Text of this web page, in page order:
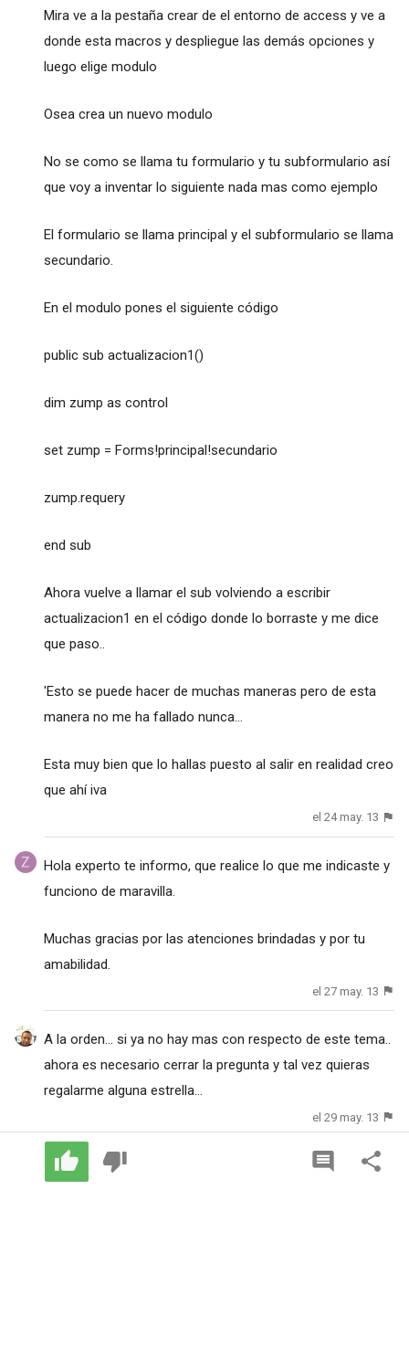
Mira ve a la pestaña crear de el entorno de access y ve a
donde esta macros y despliegue las demás opciones y
luego elige modulo
Osea crea un nuevo modulo
No se como se llama tu formulario y tu subformulario así
que voy a inventar lo siguiente nada mas como ejemplo
El formulario se llama principal y el subformulario se llama
secundario.
En el modulo pones el siguiente código
public sub actualizacion1()
dim zump as control
set zump = Forms!principal!secundario
zump.requery
end sub
Ahora vuelve a llamar el sub volviendo a escribir
actualizacion1 en el código donde lo borraste y me dice
que paso..
'Esto se puede hacer de muchas maneras pero de esta
manera no me ha fallado nunca...
Esta muy bien que lo hallas puesto al salir en realidad creo
que ahí iva
el 24 may. 13
Hola experto te informo, que realice lo que me indicaste y
funciono de maravilla.
Muchas gracias por las atenciones brindadas y por tu
amabilidad.
el 27 may. 13
A la orden... si ya no hay mas con respecto de este tema..
ahora es necesario cerrar la pregunta y tal vez quieras
regalarme alguna estrella...
el 29 may. 13